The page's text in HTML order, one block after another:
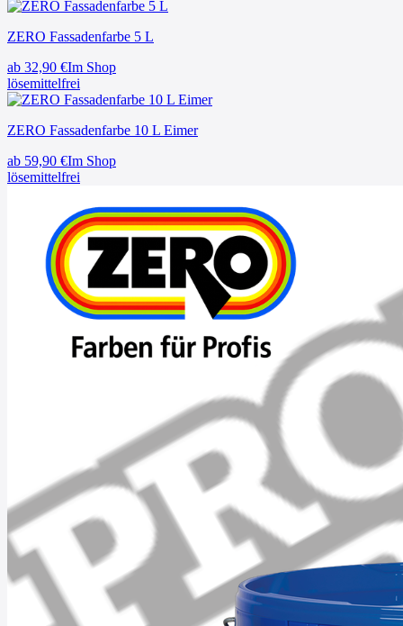
ZERO Fassadenfarbe 5 L
ab 32,90 €Im Shop
lösemittelfrei
ZERO Fassadenfarbe 10 L Eimer
ab 59,90 €Im Shop
lösemittelfrei